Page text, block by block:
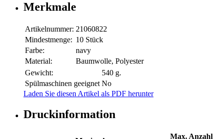
Merkmale
Artikelnummer: 21060822
Mindestmenge: 10 Stück
Farbe:
navy
Material:
Baumwolle, Polyester
Gewicht:
540 g.
Spülmaschinen geeignet No
Laden Sie diesen Artikel als PDF herunter
Druckinformation
Max. Anzahl